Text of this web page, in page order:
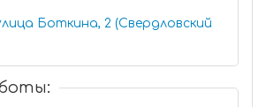
Боткина, 2 (Свердловский